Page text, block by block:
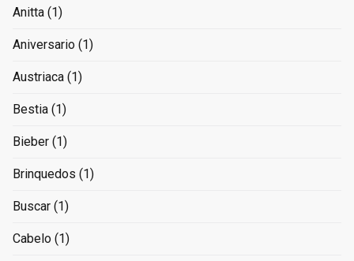
Anitta (1)
Aniversario (1)
Austriaca (1)
Bestia (1)
Bieber (1)
Brinquedos (1)
Buscar (1)
Cabelo (1)